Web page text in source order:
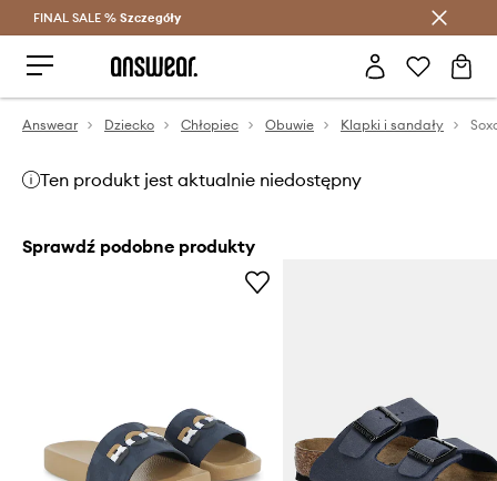
Oszczędzaj z Answear Club >
FINAL SALE % Szczegóły
Answear Dziecko Chłopiec Obuwie Klapki i sandały
Ten produkt jest aktualnie niedostępny
Sprawdź podobne produkty